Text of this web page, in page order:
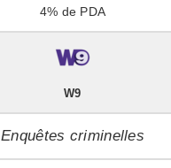
4%
W9
Enquêtes criminelles